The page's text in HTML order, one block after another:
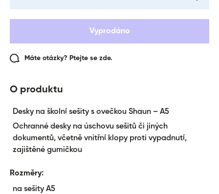
Vyprodáno
Máte otázky? Ptejte se zde.
O produktu
Desky na školní sešity s ovečkou Shaun – A5
Ochranné desky na úschovu sešitů či jiných
dokumentů, včetně vnitřní klopy proti vypadnutí,
zajištěné gumičkou
Rozměry:
na sešity A5